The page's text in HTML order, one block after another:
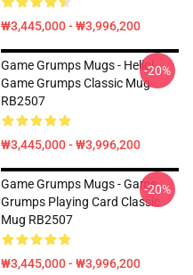
₩3,445,000 - ₩3,996,200
Game Grumps Mugs - Hello!
Game Grumps Classic Mug
RB2507
₩3,445,000 - ₩3,996,200
-20%
Game Grumps Mugs - Game
Grumps Playing Card Classic
Mug RB2507
₩3,445,000 - ₩3,996,200
-20%